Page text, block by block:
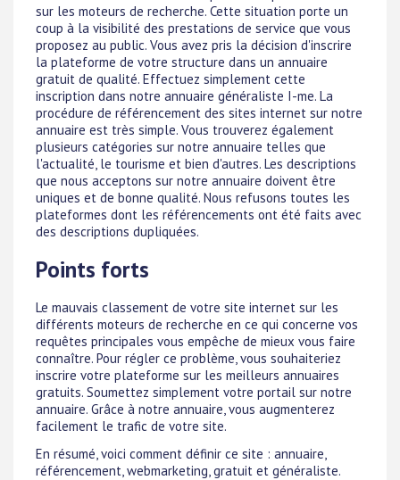
sur les moteurs de recherche. Cette situation porte un
coup à la visibilité des prestations de service que vous
proposez au public. Vous avez pris la décision d'inscrire
la plateforme de votre structure dans un annuaire
gratuit de qualité. Effectuez simplement cette
inscription dans notre annuaire généraliste I-me. La
procédure de référencement des sites internet sur notre
annuaire est très simple. Vous trouverez également
plusieurs catégories sur notre annuaire telles que
l'actualité, le tourisme et bien d'autres. Les descriptions
que nous acceptons sur notre annuaire doivent être
uniques et de bonne qualité. Nous refusons toutes les
plateformes dont les référencements ont été faits avec
des descriptions dupliquées.
Points forts
Le mauvais classement de votre site internet sur les
différents moteurs de recherche en ce qui concerne vos
requêtes principales vous empêche de mieux vous faire
connaître. Pour régler ce problème, vous souhaiteriez
inscrire votre plateforme sur les meilleurs annuaires
gratuits. Soumettez simplement votre portail sur notre
annuaire. Grâce à notre annuaire, vous augmenterez
facilement le trafic de votre site.
En résumé, voici comment définir ce site : annuaire,
référencement, webmarketing, gratuit et généraliste.